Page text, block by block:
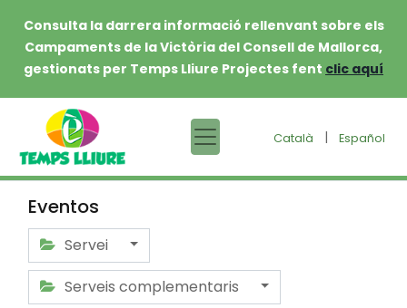
Consulta la darrera informació rellenvant sobre els
Campaments de la Victòria del Consell de Mallorca,
gestionats per Temps Lliure Projectes fent clic aquí
Català | Español
Eventos
Servei
Serveis complementaris